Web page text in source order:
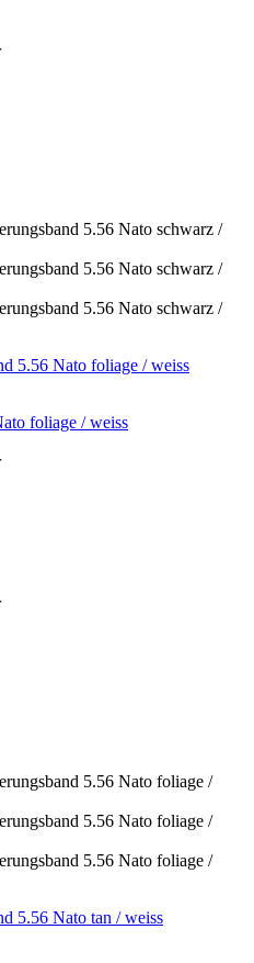
foliage / weiss